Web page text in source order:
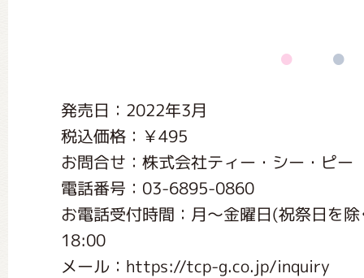
発売日：2022年3月
税込価格：￥495
お問合せ：株式会社ティー・シー・ピー
電話番号：03-6895-0860
お電話受付時間：月〜金曜日(祝祭日を
18:00
メール：https://tcp-g.co.jp/inquiry
くまのがっこう 家庭科部